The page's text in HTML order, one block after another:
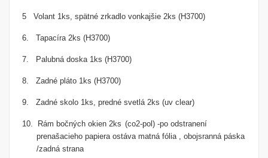
5 Volant 1ks, spätné zrkadlo vonkajšie 2ks (H3700)
6. Tapacíra 2ks (H3700)
7. Palubná doska 1ks (H3700)
8. Zadné pláto 1ks (H3700)
9. Zadné skolo 1ks, predné svetlá 2ks (uv clear)
10. Rám bočných okien 2ks (co2-pol) -po odstranení
prenašacieho papiera ostáva matná fólia , obojsranná páska
/zadná strana